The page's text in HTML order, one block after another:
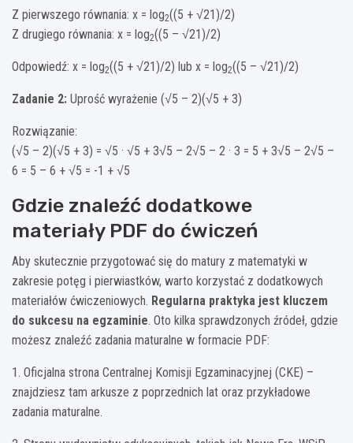
Z pierwszego równania: x = log2((5 + √21)/2)
Z drugiego równania: x = log2((5 – √21)/2)
Odpowiedź: x = log2((5 + √21)/2) lub x = log2((5 – √21)/2)
Zadanie 2: Uprość wyrażenie (√5 – 2)(√5 + 3)
Rozwiązanie:
(√5 – 2)(√5 + 3) = √5 · √5 + 3√5 – 2√5 – 2 · 3 = 5 + 3√5 – 2√5 –
6 = 5 – 6 + √5 = -1 + √5
Gdzie znaleźć dodatkowe
materiały PDF do ćwiczeń
Aby skutecznie przygotować się do matury z matematyki w
zakresie potęg i pierwiastków, warto korzystać z dodatkowych
materiałów ćwiczeniowych. Regularna praktyka jest kluczem
do sukcesu na egzaminie. Oto kilka sprawdzonych źródeł, gdzie
możesz znaleźć zadania maturalne w formacie PDF:
1. Oficjalna strona Centralnej Komisji Egzaminacyjnej (CKE) –
znajdziesz tam arkusze z poprzednich lat oraz przykładowe
zadania maturalne.